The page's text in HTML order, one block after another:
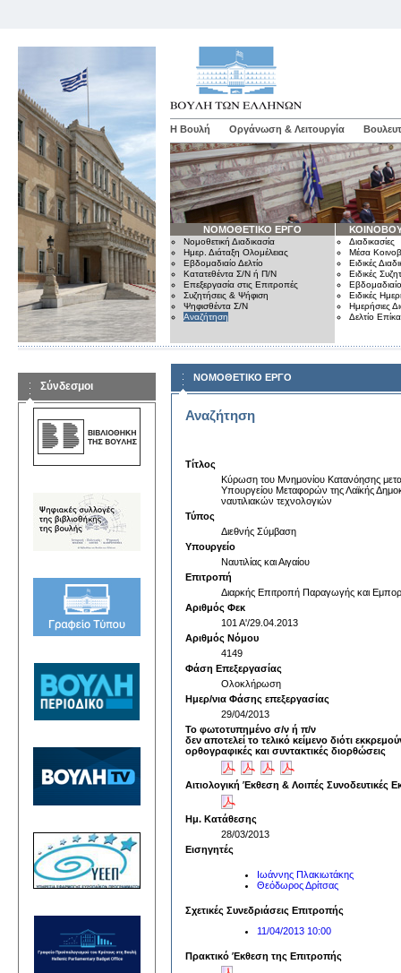
Η Βουλή Οργάνωση & Λειτουργία
ΝΟΜΟΘΕΤΙΚΟ ΕΡΓΟ
Νομοθετική Διαδικασία
Ημερ. Διάταξη Ολομέλειας
Εβδομαδιαίο Δελτίο
Κατατεθέντα Σ/Ν ή Π/Ν
Επεξεργασία στις Επιτροπές
Συζητήσεις & Ψήφιση
Ψηφισθέντα Σ/Ν
Αναζήτηση
Διαδικασίες
Μέσα
Ειδικές
Ειδικές
Εβδομαδιαίο
Ειδικές
Ημερήσιες
Δελτίο
Σύνδεσμοι
ΝΟΜΟΘΕΤΙΚΟ ΕΡΓΟ
Αναζήτηση
Τίτλος
Kύρωση τoυ Μνημονίου Κατανόησης
Υπουργείου Μεταφορών της Λαϊκής
ναυτιλιακών τεχνολογιών
Τύπος
Διεθνής Σύμβαση
Υπουργείο
Ναυτιλίας και Αιγαίου
Επιτροπή
Διαρκής Επιτροπή Παραγωγής και
Αριθμός Φεκ
101 Α'/29.04.2013
Αριθμός Νόμου
4149
Φάση Επεξεργασίας
Ολοκλήρωση
Ημερ/νια Φάσης επεξεργασίας
29/04/2013
Το φωτοτυπημένο σ/ν ή π/ν
δεν αποτελεί το τελικό κείμενο διότι
ορθογραφικές και συντακτικές διορθώσεις
Αιτιολογική Έκθεση & Λοιπές Συνοδευτικές
Ημ. Κατάθεσης
28/03/2013
Εισηγητές
Ιωάννης Πλακιωτάκης
Θεόδωρος Δρίτσας
Σχετικές Συνεδριάσεις Επιτροπής
11/04/2013 10:00
Πρακτικό Έκθεση της Επιτροπής